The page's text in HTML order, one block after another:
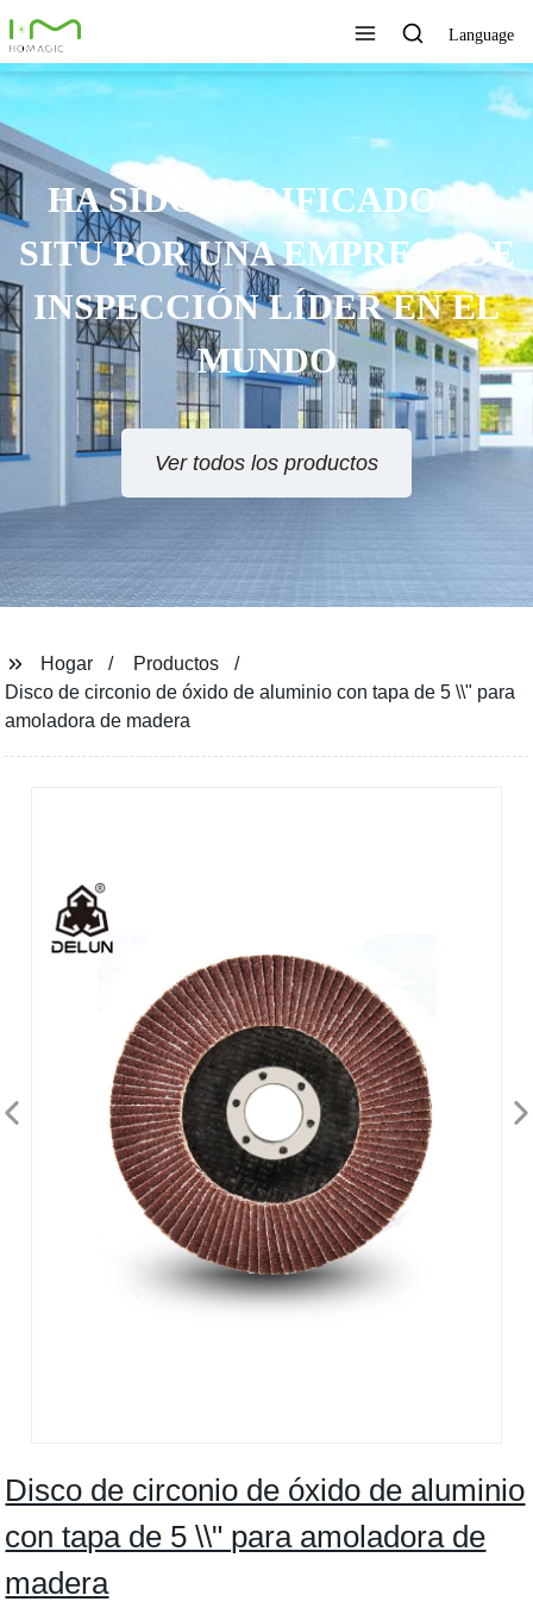
Language
HA SIDO VERIFICADO IN
SITU POR UNA EMPRESA DE
INSPECCIÓN LÍDER EN EL
MUNDO
Ver todos los productos
Hogar
Productos
Disco de circonio de óxido de aluminio con tapa de 5 \\" para
amoladora de madera
Disco de circonio de óxido de aluminio
con tapa de 5 \\" para amoladora de
madera